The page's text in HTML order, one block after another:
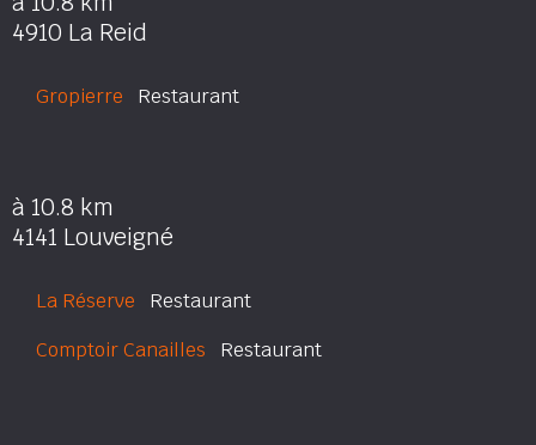
4910 La Reid
Gropierre Restaurant
à 10.8 km
4141 Louveigné
La Réserve Restaurant
Comptoir Canailles Restaurant